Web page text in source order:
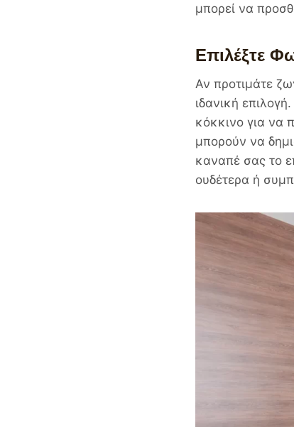
μπορεί να
Επιλέξτε
Αν προτιμάτε
ιδανική
κόκκινο για να
μπορούν να
καναπέ σας το
ουδέτερα ή